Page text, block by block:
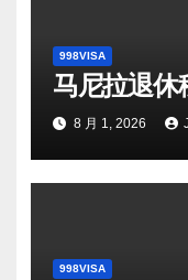
998VISA
马尼拉退休
8 月 1, 2026
998VISA